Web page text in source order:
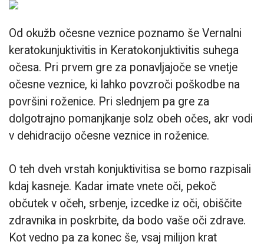
Od okužb očesne veznice poznamo še Vernalni
keratokunjuktivitis in Keratokonjuktivitis suhega
očesa. Pri prvem gre za ponavljajoče se vnetje
očesne veznice, ki lahko povzroči poškodbe na
površini roženice. Pri slednjem pa gre za
dolgotrajno pomanjkanje solz obeh očes, akr vodi
v dehidracijo očesne veznice in roženice.
O teh dveh vrstah konjuktivitisa se bomo razpisali
kdaj kasneje. Kadar imate vnete oči, pekoč
občutek v očeh, srbenje, izcedke iz oči, obiščite
zdravnika in poskrbite, da bodo vaše oči zdrave.
Kot vedno pa za konec še, vsaj milijon krat